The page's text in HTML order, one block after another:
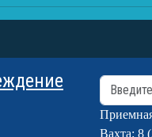
Поиск
Вахта: 8